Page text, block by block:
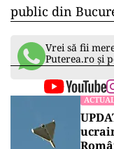
Poliția
circumstanțele
a determina
ale celor